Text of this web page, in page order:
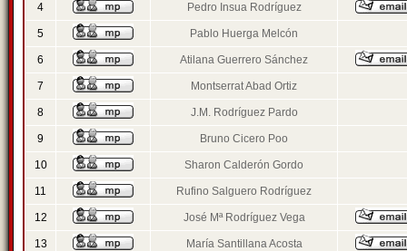
4 Pedro Insua Rodríguez
5 Pablo Huerga Melcón
6 Atilana Guerrero Sánchez
7 Montserrat Abad Ortiz
8 J.M. Rodríguez Pardo
9 Bruno Cicero Poo
10 Sharon Calderón Gordo
11 Rufino Salguero Rodríguez
12 José Mª Rodríguez Vega
13 María Santillana Acosta